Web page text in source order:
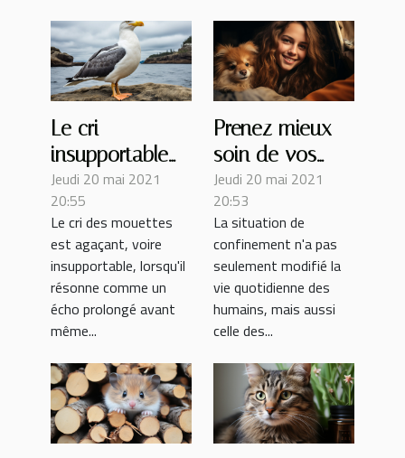
Le cri
insupportable
des mouettes
en printemps
Jeudi 20 mai 2021
20:55
Le cri des mouettes
est agaçant, voire
insupportable, lorsqu'il
résonne comme un
écho prolongé avant
même...
Prenez mieux
soin de vos
animaux de
compagnie en
temps de
confinement
Jeudi 20 mai 2021
20:53
La situation de
confinement n'a pas
seulement modifié la
vie quotidienne des
humains, mais aussi
celle des...